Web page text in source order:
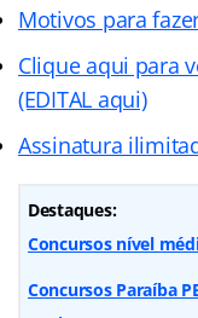
Motivos para
Clique aqui para
(EDITAL aqui)
Assinatura
Destaques:
Concursos nível
Concursos Paraíba